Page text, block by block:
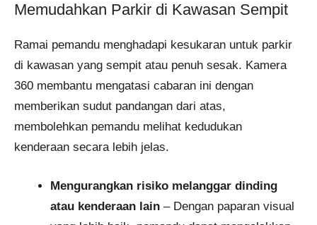
Memudahkan Parkir di Kawasan Sempit
Ramai pemandu menghadapi kesukaran untuk parkir
di kawasan yang sempit atau penuh sesak. Kamera
360 membantu mengatasi cabaran ini dengan
memberikan sudut pandangan dari atas,
membolehkan pemandu melihat kedudukan
kenderaan secara lebih jelas.
Mengurangkan risiko melanggar dinding
atau kenderaan lain – Dengan paparan visual